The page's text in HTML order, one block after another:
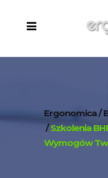
Ergonomica/
/Szkolenia
Wymogów